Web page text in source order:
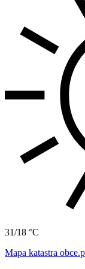
31/18 °C
Mapa katastra